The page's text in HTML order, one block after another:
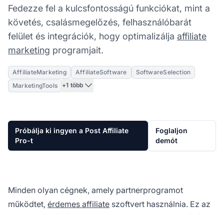
Fedezze fel a kulcsfontosságú funkciókat, mint a
követés, csalásmegelőzés, felhasználóbarát
felület és integrációk, hogy optimalizálja affiliate
marketing programjait.
AffiliateMarketing AffiliateSoftware
SoftwareSelection
MarketingTools
+1 több
Próbálja ki ingyen a Post Affiliate
Pro-t
Foglaljon
demót
Minden olyan cégnek, amely partnerprogramot
működtet, érdemes affiliate szoftvert használnia. Ez az